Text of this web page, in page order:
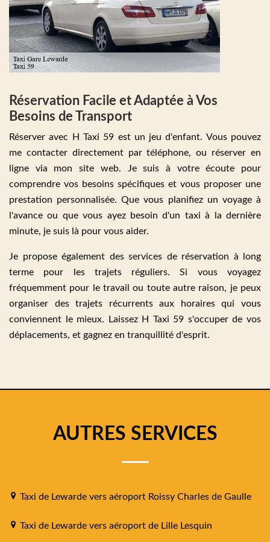
Réservation Facile et Adaptée à Vos
Besoins de Transport
Réserver avec H Taxi 59 est un jeu d'enfant. Vous pouvez
me contacter directement par téléphone, ou réserver en
ligne via mon site web. Je suis à votre écoute pour
comprendre vos besoins spécifiques et vous proposer une
prestation personnalisée. Que vous planifiez un voyage à
l'avance ou que vous ayez besoin d'un taxi à la dernière
minute, je suis là pour vous aider.
Je propose également des services de réservation à long
terme pour les trajets réguliers. Si vous voyagez
fréquemment pour le travail ou toute autre raison, je peux
organiser des trajets récurrents aux horaires qui vous
conviennent le mieux. Laissez H Taxi 59 s'occuper de vos
déplacements, et gagnez en tranquillité d'esprit.
AUTRES SERVICES
Taxi de Lewarde vers aéroport Roissy Charles de Gaulle
Taxi de Lewarde vers aéroport de Lille Lesquin